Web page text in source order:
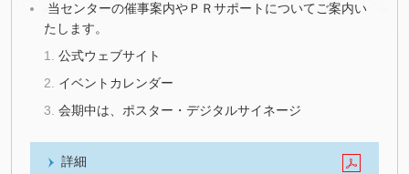
当センターの催事案内やＰＲサポートについてご案内い
たします。
公式ウェブサイト
イベントカレンダー
会期中は、ポスター・デジタルサイネージ
詳細